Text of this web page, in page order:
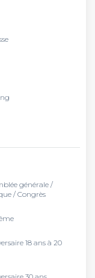
générale /
/ Congrès
18 ans à 20